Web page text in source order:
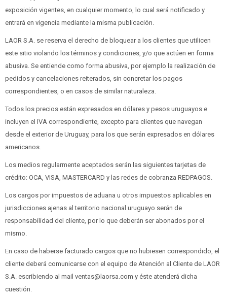
exposición vigentes, en cualquier momento, lo cual será notificado y
entrará en vigencia mediante la misma publicación.
LAOR S.A. se reserva el derecho de bloquear a los clientes que utilicen
este sitio violando los términos y condiciones, y/o que actúen en forma
abusiva. Se entiende como forma abusiva, por ejemplo la realización de
pedidos y cancelaciones reiterados, sin concretar los pagos
correspondientes, o en casos de similar naturaleza.
Todos los precios están expresados en dólares y pesos uruguayos e
incluyen el IVA correspondiente, excepto para clientes que navegan
desde el exterior de Uruguay, para los que serán expresados en dólares
americanos.
Los medios regularmente aceptados serán las siguientes tarjetas de
crédito: OCA, VISA, MASTERCARD y las redes de cobranza REDPAGOS.
Los cargos por impuestos de aduana u otros impuestos aplicables en
jurisdicciones ajenas al territorio nacional uruguayo serán de
responsabilidad del cliente, por lo que deberán ser abonados por el
mismo.
En caso de haberse facturado cargos que no hubiesen correspondido, el
cliente deberá comunicarse con el equipo de Atención al Cliente de LAOR
S.A. escribiendo al mail ventas@laorsa.com y éste atenderá dicha
cuestión.